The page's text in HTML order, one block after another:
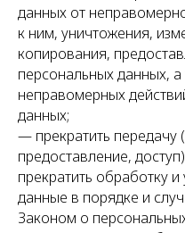
данных от
к ним, уничтожения,
копирования,
персональных данных,
неправомерных
данных;
— прекратить передачу
предоставление,
прекратить обработку
данные в порядке и
Законом о